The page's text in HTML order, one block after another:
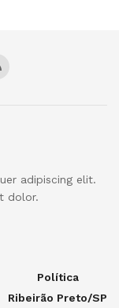
adipiscing elit.
dolor.
Política
Ribeirão Preto/SP